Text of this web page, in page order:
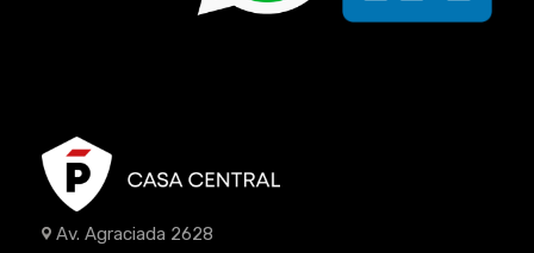
Av. Agraciada 2628